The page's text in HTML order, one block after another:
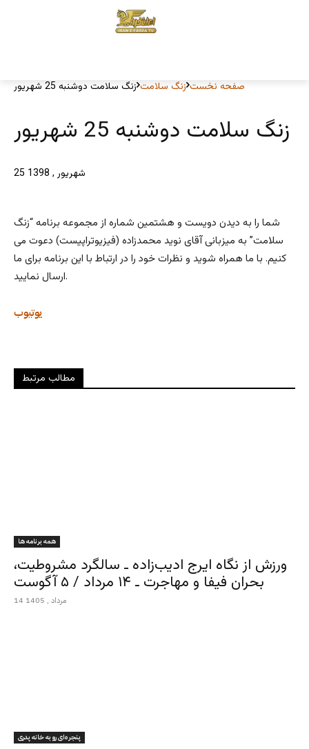
صفحه نخست زنگ سلامت زنگ سلامت دوشنبه 25 شهریور
زنگ سلامت دوشنبه 25 شهریور
25 شهریور , 1398
شما را به دیدن دویست و هشتمین شماره از مجموعه برنامه “زنگ
سلامت” به میزبانی آقای نوید محمدزاده (فیزیوتراپیست) دعوت می
کنیم. با ما همراه شوید و نظرات خود را در ارتباط با این برنامه برای ما
ارسال نمایید.
یوتیوب
مطالب مرتبط
همه برنامه ها
ورزش از نگاه ایرج ادیب‌زاده ـ سالگرد مشروطیت،
بحران فیفا و مهاجرت ـ ۱۴ مرداد / ۵ آگوست
14 مرداد , 1405
پنجره‌ای رو به خانه پدری